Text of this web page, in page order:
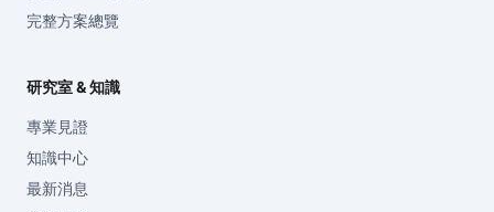
完整方案總覽
研究室 & 知識
專業見證
知識中心
最新消息